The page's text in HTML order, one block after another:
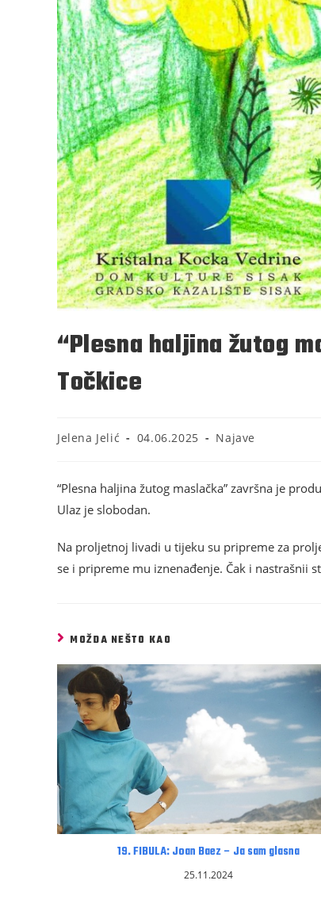
“Plesna haljina žutog
Točkice
Jelena Jelić 04.06.2025 Najave
“Plesna haljina žutog maslačka” završna je
Ulaz je slobodan.
Na proljetnoj livadi u tijeku su pripreme za
se i pripreme mu iznenađenje. Čak i
MOŽDA NEŠTO KAO
19. FIBULA: Joan Baez – Ja sam glasna
25.11.2024